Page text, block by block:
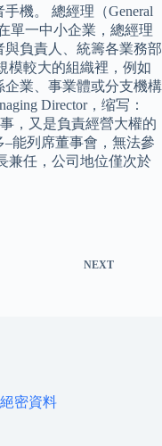
機。 總經理（General
單一中小企業，總經理
負責人、統籌各業務部
模較大的組織裡，例如
業、事業體或分支機構
Director，缩写：
，又是負責經營大權的
能列席董事會，無法參
兼任，公司地位僅次於
NEXT
密資料